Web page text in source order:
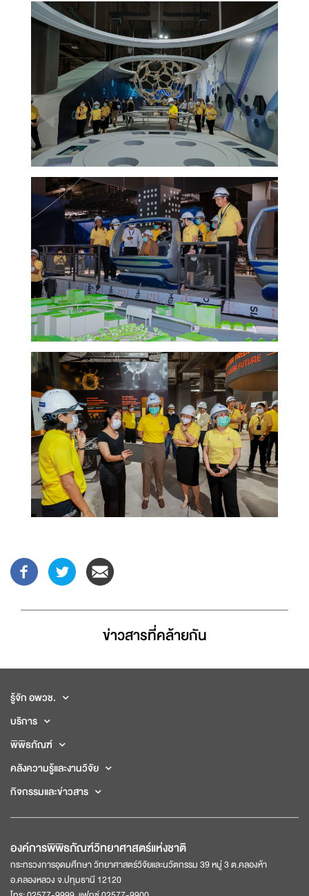
ข่าวสารที่่คล้ายกัน
รู้จัก อพวช.
บริการ
พิพิธภัณฑ์
คลังความรู้และงานวิจัย
กิจกรรมและข่าวสาร
องค์การพิพิธภัณฑ์วิทยาศาสตร์แห่งชาติ
กระทรวงการอุดมศึกษา วิทยาศาสตร์วิจัยและนวัตกรรม 39 หมู่ 3 ต.คลองห้า
อ.คลองหลวง จ.ปทุมธานี 12120